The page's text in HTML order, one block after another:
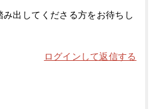
出してくださる方をお待ちし
ログインして返信する